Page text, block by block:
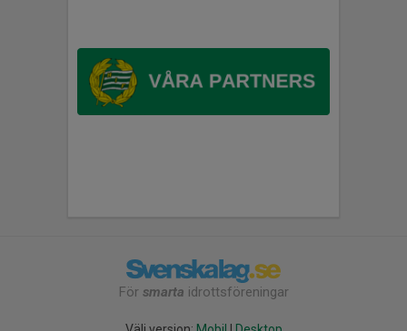
För smarta idrottsföreningar